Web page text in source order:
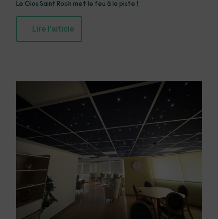
Le Clos Saint Roch met le feu à la piste !
Lire l'article